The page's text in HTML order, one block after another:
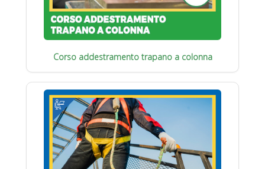
Corso addestramento trapano a colonna